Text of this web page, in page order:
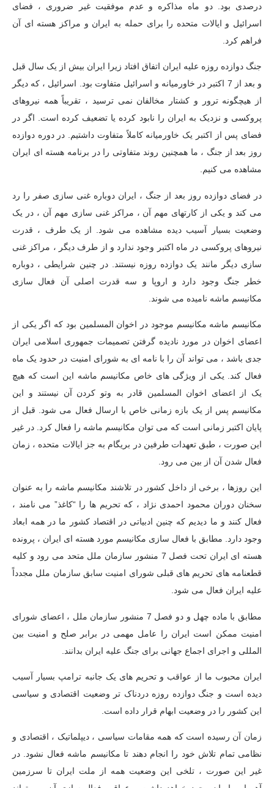
درصدی بود. دو ماه مذاکره و عدم موفقیت غیر ضروری ، فضای
اسرائیل و ایالات متحده را برای حمله به ایران و مراکز هسته ای آن
فراهم کرد.
جنگ دوازده روزه علیه ایران اتفاق افتاد زیرا ایران بیش از یک سال قبل
و بعد از 7 اکتبر در خاورمیانه و اسرائیل متفاوت بود. اسرائیل ، که دیگر
از هیچگونه ترور و کشتار مخالفان نمی ترسید ، تقریباً همه نیروهای
پروکسی و نزدیک به ایران را نابود کرده یا تضعیف کرده است. اگر در
فضای پس از اکتبر یک خاورمیانه کاملاً متفاوت داشتیم. در دوره دوازده
روز بعد از جنگ ، ما همچنین روند متفاوتی را در برنامه هسته ای ایران
مشاهده می کنیم.
در فضای دوازده روز بعد از جنگ ، ایران دوباره غنی سازی صفر را رد
می کند و یکی از کارتهای مهم آن ، مراکز غنی سازی مهم آن ، در یک
وضعیت بسیار آسیب دیده مشاهده می شود. از یک طرف ، قدرت
نیروهای پروکسی در ماه اکتبر وجود ندارد و از طرف دیگر ، مراکز غنی
سازی دیگر مانند یک دوازده روزه نیستند. در چنین شرایطی ، دوباره
خطر جنگ وجود دارد و اروپا و سه قدرت اصلی آن فعال سازی
مکانیسم ماشه نامیده می شوند.
مکانیسم ماشه مکانیسم موجود در اخوان المسلمین بود که اگر یکی از
اعضای اخوان در مورد نادیده گرفتن تصمیمات جمهوری اسلامی ایران
جدی باشد ، می تواند آن را با نامه ای به شورای امنیت در حدود یک ماه
فعال کند. یکی از ویژگی های خاص مکانیسم ماشه این است که هیچ
یک از اعضای اخوان المسلمین قادر به وتو کردن آن نیستند و این
مکانیسم پس از یک بازه زمانی خاص با ارسال فعال می شود. قبل از
پایان اکتبر زمانی است که می توان مکانیسم ماشه را فعال کرد. در غیر
این صورت ، طبق تعهدات طرفین در بریگام به جز ایالات متحده ، زمان
فعال شدن آن از بین می رود.
این روزها ، برخی از داخل کشور در تلاشند مکانیسم ماشه را به عنوان
سخنان دوران محمود احمدی نژاد ، که تحریم ها را “کاغذ” می نامند ،
فعال کنند و ما دیدیم که چنین ادبیاتی در اقتصاد کشور ما در همه ابعاد
وجود دارد. مطابق با فعال سازی مکانیسم مورد هسته ای ایران ، پرونده
هسته ای ایران تحت فصل 7 منشور سازمان ملل متحد می رود و کلیه
قطعنامه های تحریم های قبلی شورای امنیت سابق سازمان ملل مجدداً
علیه ایران فعال می شود.
مطابق با ماده چهل و دو فصل 7 منشور سازمان ملل ، اعضای شورای
امنیت ممکن است ایران را عامل مهمی در برابر صلح و امنیت بین
المللی و اجرای اجماع جهانی برای جنگ علیه ایران بدانند.
ایران محبوب ما از عواقب و تحریم های یک جانبه ترامپ بسیار آسیب
دیده است و جنگ دوازده روزه دردناک تر وضعیت اقتصادی و سیاسی
این کشور را در وضعیت ابهام قرار داده است.
زمان آن رسیده است که همه مقامات سیاسی ، دیپلماتیک ، اقتصادی و
نظامی تمام تلاش خود را انجام دهند تا مکانیسم ماشه فعال نشود. در
غیر این صورت ، تلخی این وضعیت همه از ملت ایران تا سرزمین